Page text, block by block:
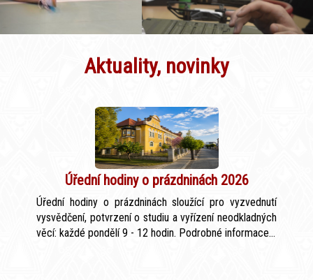
Aktuality, novinky
Úřední hodiny o prázdninách 2026
Úřední hodiny o prázdninách sloužící pro vyzvednutí
vysvědčení, potvrzení o studiu a vyřízení neodkladných
věcí: každé pondělí 9 - 12 hodin. Podrobné informace...